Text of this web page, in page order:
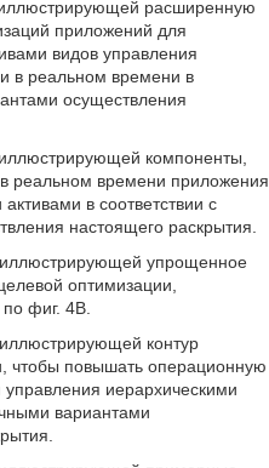
расширенную
приложений для
видов управления
в реальном времени в
осуществления
компоненты,
реальном времени приложения
в соответствии с
настоящего раскрытия.
иллюстрирующей упрощенное
оптимизации,
фиг. 4B.
контур
чтобы повышать операционную
иерархическими
вариантами